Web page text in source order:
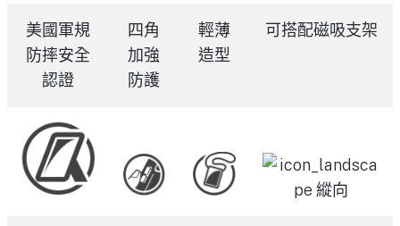
美國軍規
防摔安全
認證
四角
加強
防護
輕薄
造型
可搭配磁吸支架